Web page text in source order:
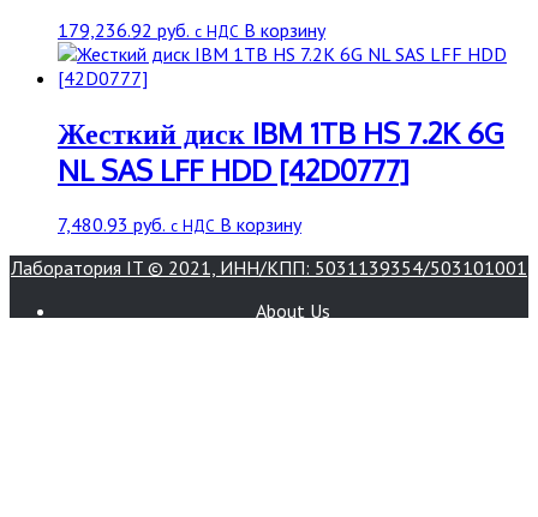
179,236.92 руб. с НДС В корзину
Жесткий диск IBM 1TB HS 7.2K 6G
NL SAS LFF HDD [42D0777]
7,480.93 руб. с НДС В корзину
Лаборатория IT © 2021, ИНН/КПП: 5031139354/503101001
About Us